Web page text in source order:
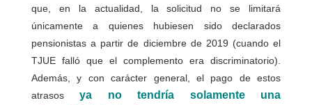
que, en la actualidad, la solicitud no se limitará
únicamente a quienes hubiesen sido declarados
pensionistas a partir de diciembre de 2019 (cuando el
TJUE falló que el complemento era discriminatorio).
Además, y con carácter general, el pago de estos
atrasosya no tendría solamente una